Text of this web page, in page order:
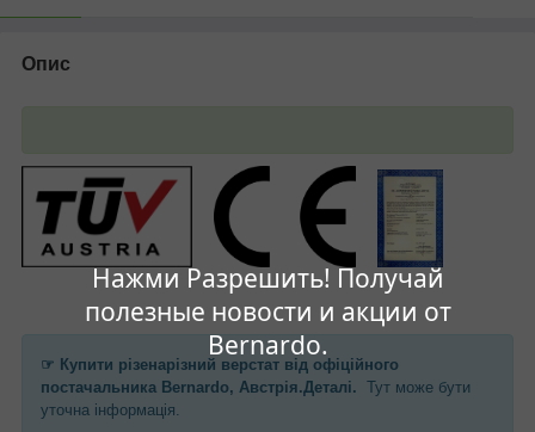
Нажми Разрешить! Получай
полезные новости и акции от
Bernardo.
Опис
☞ Купити різенарізний верстат від офіційного
постачальника Bernardo, Австрія.Деталі. Тут може бути
уточна інформація.